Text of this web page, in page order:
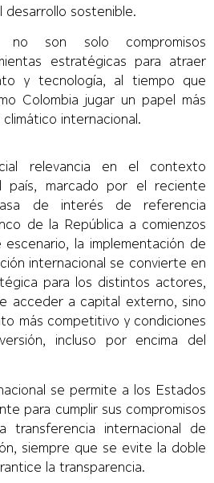
desarrollo sostenible.
no son solo compromisos
estratégicas para atraer
y tecnología, al tiempo que
Colombia jugar un papel más
internacional.
relevancia en el contexto
país, marcado por el reciente
de interés de referencia
de la República a comienzos
la implementación de
internacional se convierte en
para los distintos actores,
acceder a capital externo, sino
más competitivo y condiciones
incluso por encima del
se permite a los Estados
para cumplir sus compromisos
transferencia internacional de
siempre que se evite la doble
la transparencia.